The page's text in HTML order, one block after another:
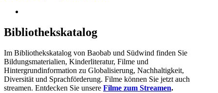
Bibliothekskatalog
Im Bibliothekskatalog von Baobab und Südwind finden Sie
Bildungsmaterialien, Kinderliteratur, Filme und
Hintergrundinformation zu Globalisierung, Nachhaltigkeit,
Diversität und Sprachförderung. Filme können Sie jetzt auch
streamen. Entdecken Sie unsere Filme zum Streamen.